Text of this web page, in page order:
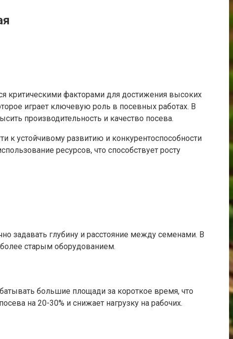
критическими факторами для достижения высоких
играет ключевую роль в посевных работах. В
производительность и качество посева.
к устойчивому развитию и конкурентоспособности
ресурсов, что способствует росту
задавать глубину и расстояние между семенами. В
старым оборудованием.
большие площади за короткое время, что
на 20-30% и снижает нагрузку на рабочих.